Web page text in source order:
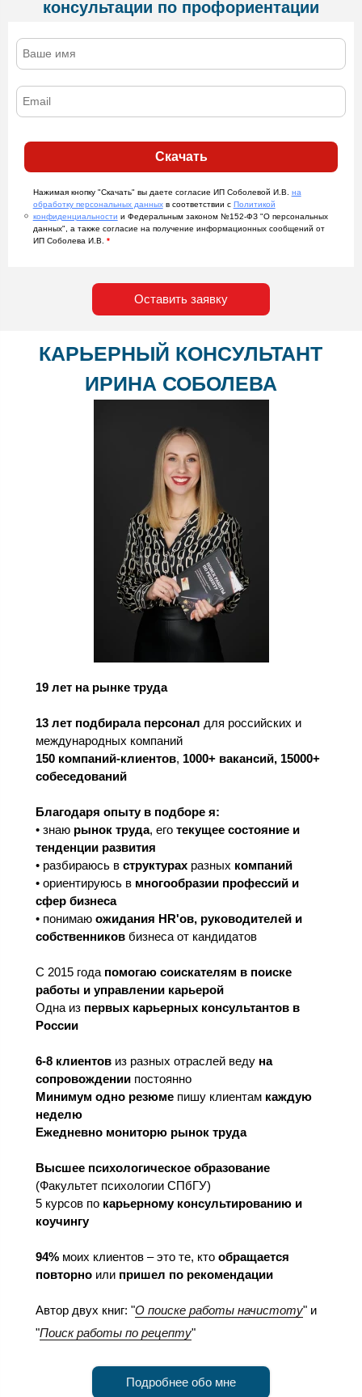
консультации по профориентации
Скачать
Нажимая кнопку "Скачать" вы даете согласие ИП Соболевой И.В. на
обработку персональных данныхв соответствии с Политикой
конфиденциальности и Федеральным законом №152-ФЗ "О персональных
данных", а также согласие на получение информационных сообщений от
ИП Соболева И.В. *
Оставить заявку
КАРЬЕРНЫЙ КОНСУЛЬТАНТ
ИРИНА СОБОЛЕВА
19 лет на рынке труда
13 лет подбирала персонал для российских и
международных компаний
150 компаний-клиентов, 1000+ вакансий, 15000+
собеседований
Благодаря опыту в подборе я:
• знаю рынок труда, его текущее состояние и
тенденции развития
• разбираюсь в структурах разных компаний
• ориентируюсь в многообразии профессий и
сфер бизнеса
• понимаю ожидания HR'ов, руководителей и
собственников бизнеса от кандидатов
С 2015 года помогаю соискателям в поиске
работы и управлении карьерой
Одна из первых карьерных консультантов в
России
6-8 клиентов из разных отраслей веду на
сопровождении постоянно
Минимум одно резюме пишу клиентам каждую
неделю
Ежедневно мониторю рынок труда
Высшее психологическое образование
(Факультет психологии СПбГУ)
5 курсов по карьерному консультированию и
коучингу
94% моих клиентов – это те, кто обращается
повторно или пришел по рекомендации
Автор двух книг: "О поиске работы начистоту" и
"Поиск работы по рецепту"
Подробнее обо мне